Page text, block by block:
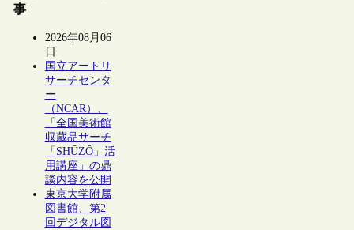
事
2026年08月06
日
国立アートリ
サーチセンタ
ー
（NCAR）、
「全国美術館
収蔵品サーチ
「SHŪZŌ」活
用講座」の鼎
談内容を公開
東京大学附属
図書館、第2
回デジタル図